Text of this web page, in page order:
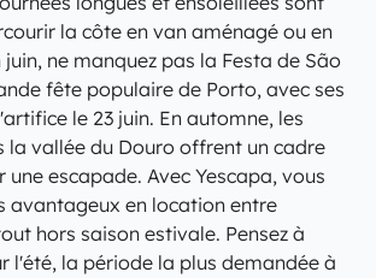
la côte en van aménagé ou en
ne manquez pas la Festa de São
fête populaire de Porto, avec ses
le 23 juin. En automne, les
la vallée du Douro offrent un cadre
escapade. Avec Yescapa, vous
avantageux en location entre
hors saison estivale. Pensez à
l'été, la période la plus demandée à